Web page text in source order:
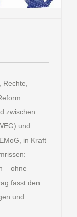
zwischen
und
in Kraft
– ohne
fasst den
und